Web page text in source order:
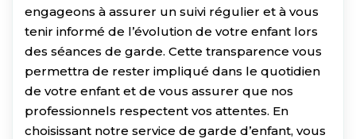
engageons à assurer un suivi régulier et à vous
tenir informé de l’évolution de votre enfant lors
des séances de garde. Cette transparence vous
permettra de rester impliqué dans le quotidien
de votre enfant et de vous assurer que nos
professionnels respectent vos attentes. En
choisissant notre service de garde d’enfant, vous